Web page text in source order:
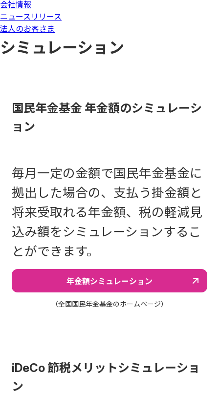
会社情報
ニュースリリース
法人のお客さま
シミュレーション
国民年金基金 年金額のシミュレーシ
ョン
毎月一定の金額で国民年金基金に
拠出した場合の、支払う掛金額と
将来受取れる年金額、税の軽減見
込み額をシミュレーションするこ
とができます。
年金額シミュレーション
（全国国民年金基金のホームページ）
iDeCo 節税メリットシミュレーショ
ン